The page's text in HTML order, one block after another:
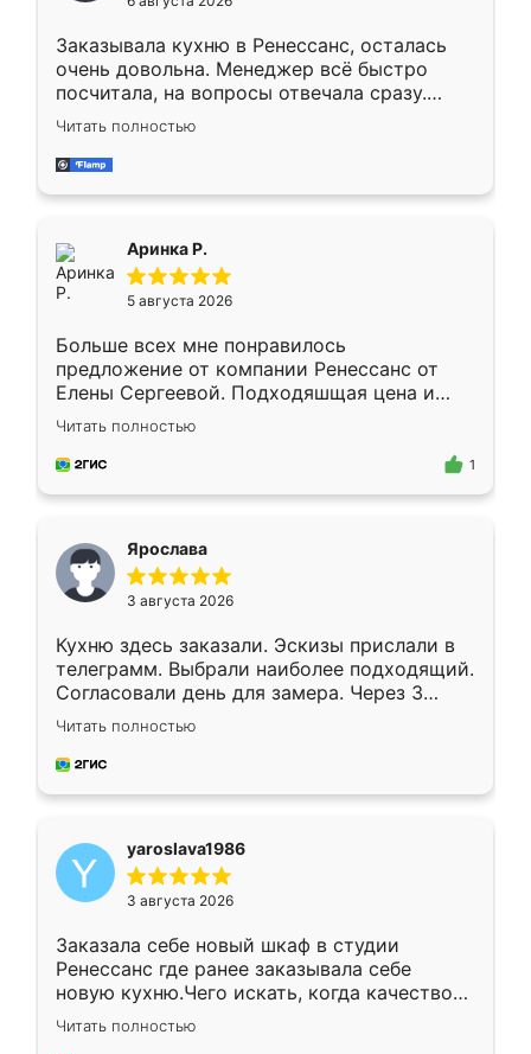
мебели буду заказывать только здесь.
Заказывала кухню в Ренессанс, осталась
очень довольна. Менеджер всё быстро
посчитала, на вопросы отвечала сразу.
Замерщик приехал в субботу, подошёл к
делу со всей ответственностью. Собрали
за день, ребята работали аккуратно, даже
Читать полностью
Аринка Р.
5 августа 2026
Больше всех мне понравилось
предложение от компании Ренессанс от
Елены Сергеевой. Подходяшщая цена и
короткие сроки изготовления. Приехавший
для замера сотрудник Владислав
предложил по моему эскизу самый
Читать полностью
1
Ярослава
3 августа 2026
Кухню здесь заказали. Эскизы прислали в
телеграмм. Выбрали наиболее подходящий.
Согласовали день для замера. Через 3
недели кухня была уже готова. Остались
довольны работой. Спасибо Ренессанс
мебель за качественную работу!
Читать полностью
yaroslava1986
3 августа 2026
Заказала себе новый шкаф в студии
Ренессанс где ранее заказывала себе
новую кухню.Чего искать, когда качеством
вполне довольна. Служит кухня уже почти
два года, нареканий нет.
Читать полностью